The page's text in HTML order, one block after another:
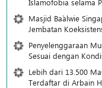
Islamofobia selama
Masjid Ba`alwie
Jembatan
Penyelenggaraan
Sesuai dengan
Lebih dari 13.500
Terdaftar di Arbain